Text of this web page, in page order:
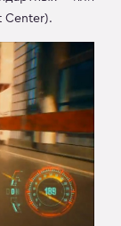
Center).